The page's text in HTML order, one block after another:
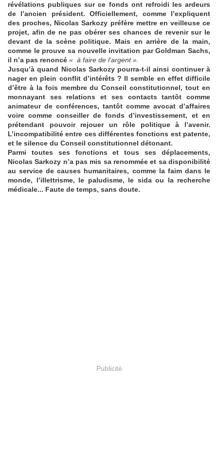
révélations publiques sur ce fonds ont refroidi les ardeurs
de l’ancien président. Officiellement, comme l’expliquent
des proches, Nicolas Sarkozy préfère mettre en veilleuse ce
projet, afin de ne pas obérer ses chances de revenir sur le
devant de la scène politique. Mais en arrière de la main,
comme le prouve sa nouvelle invitation par Goldman Sachs,
il n’a pas renoncé « à faire de l’argent ».
Jusqu’à quand Nicolas Sarkozy pourra-t-il ainsi continuer à
nager en plein conflit d’intérêts ? Il semble en effet difficile
d’être à la fois membre du Conseil constitutionnel, tout en
monnayant ses relations et ses contacts tantôt comme
animateur de conférences, tantôt comme avocat d’affaires
voire comme conseiller de fonds d’investissement, et en
prétendant pouvoir rejouer un rôle politique à l’avenir.
L’incompatibilité entre ces différentes fonctions est patente,
et le silence du Conseil constitutionnel détonant.
Parmi toutes ses fonctions et tous ses déplacements,
Nicolas Sarkozy n’a pas mis sa renommée et sa disponibilité
au service de causes humanitaires, comme la faim dans le
monde, l’illettrisme, le paludisme, le sida ou la recherche
médicale... Faute de temps, sans doute.
Publicité